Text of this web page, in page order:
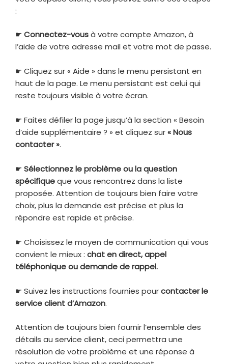
:
☛ Connectez-vousà votre compte Amazon, à
l’aide de votre adresse mail et votre mot de passe.
☛ Cliquez sur « Aide » dans le menu persistant en
haut de la page. Le menu persistant est celui qui
reste toujours visible à votre écran.
☛ Faites défiler la page jusqu’à la section « Besoin
d’aide supplémentaire ? » et cliquez sur« Nous
contacter ».
☛ Sélectionnez le problème ou la question
spécifiqueque vous rencontrez dans la liste
proposée. Attention de toujours bien faire votre
choix, plus la demande est précise et plus la
répondre est rapide et précise.
☛ Choisissez le moyen de communication qui vous
convient le mieux : chat en direct, appel
téléphonique ou demande de rappel.
☛ Suivez les instructions fournies pourcontacter le
service client d’Amazon.
Attention de toujours bien fournir l’ensemble des
détails au service client, ceci permettra une
résolution de votre problème et une réponse à